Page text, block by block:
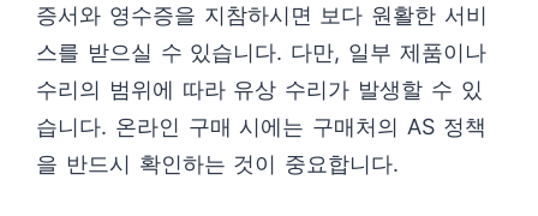
증서와 영수증을 지참하시면 보다 원활한 서비
스를 받으실 수 있습니다. 다만, 일부 제품이나
수리의 범위에 따라 유상 수리가 발생할 수 있
습니다. 온라인 구매 시에는 구매처의 AS 정책
을 반드시 확인하는 것이 중요합니다.